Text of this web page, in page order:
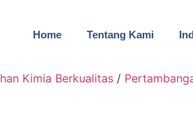
Home Tentang Kami
Kimia Berkualitas /